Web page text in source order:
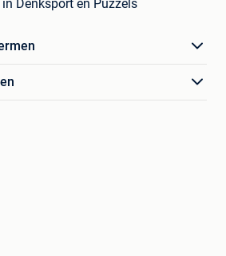
Denksport en Puzzels